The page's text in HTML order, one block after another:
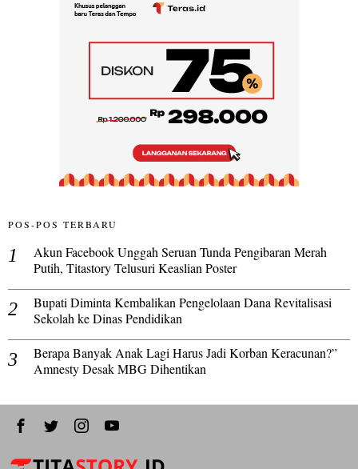
POS-POS TERBARU
Akun Facebook Unggah Seruan Tunda Pengibaran Merah
Putih, Titastory Telusuri Keaslian Poster
Bupati Diminta Kembalikan Pengelolaan Dana Revitalisasi
Sekolah ke Dinas Pendidikan
Berapa Banyak Anak Lagi Harus Jadi Korban Keracunan?”
Amnesty Desak MBG Dihentikan